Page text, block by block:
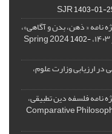
1403-01-
نامه « ذهن، بدن و آگاهی»،
1402-
ارزیابی وزارت علوم،
نامه فلسفه دین تطبیقی،